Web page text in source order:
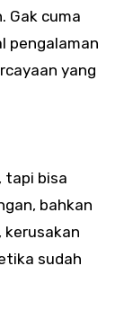
Gak cuma
pengalaman
yang
tapi bisa
bahkan
kerusakan
sudah